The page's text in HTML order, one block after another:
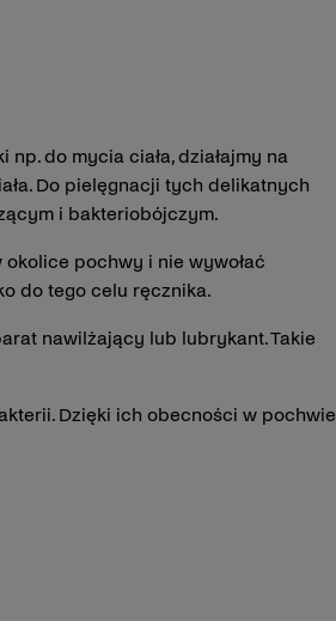
do mycia ciała, działajmy na
Do pielęgnacji tych delikatnych
i bakteriobójczym.
pochwy i nie wywołać
do tego celu ręcznika.
nawilżający lub lubrykant. Takie
Dzięki ich obecności w pochwie